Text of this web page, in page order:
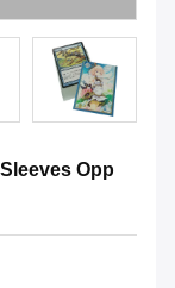
Opp